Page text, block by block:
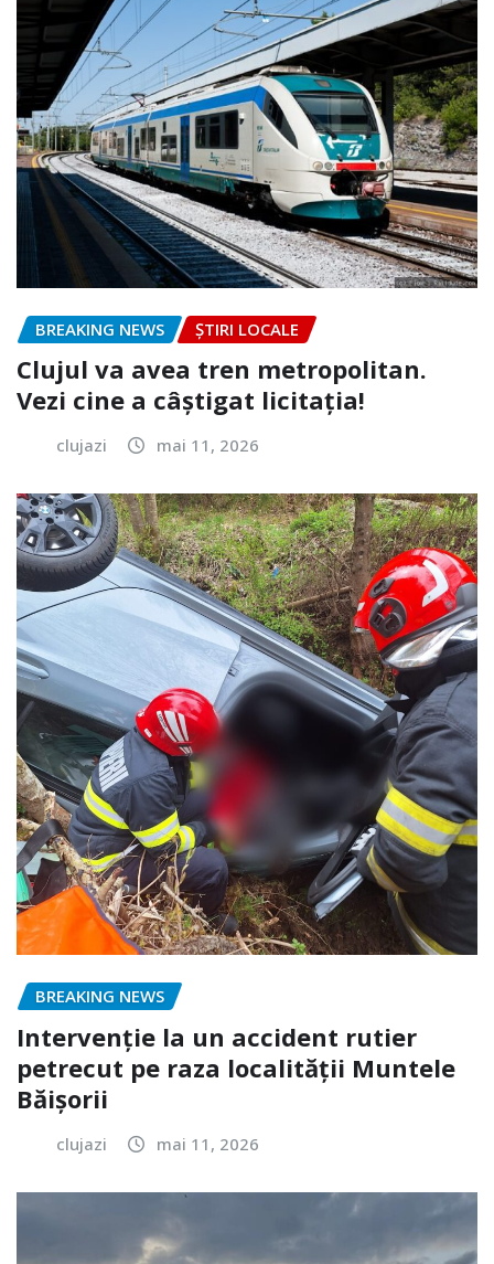
BREAKING NEWS ȘTIRI LOCALE
Clujul va avea tren metropolitan.
Vezi cine a câștigat licitația!
clujazi mai 11, 2026
BREAKING NEWS
Intervenție la un accident rutier
petrecut pe raza localității Muntele
Băișorii
clujazi mai 11, 2026